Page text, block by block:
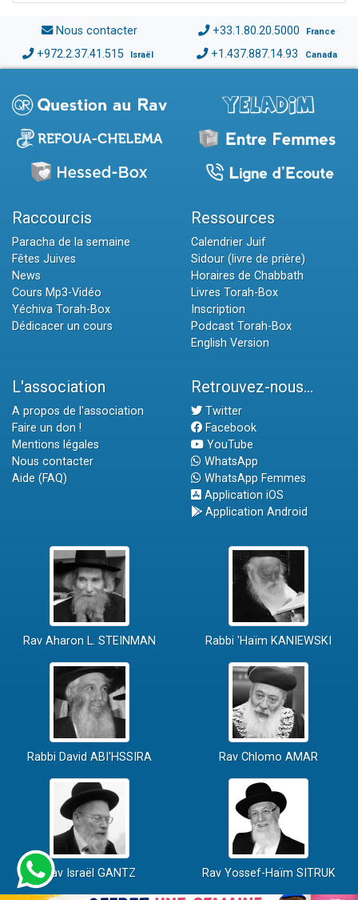
Nous contacter +33.1.80.20.5000 France
+972.2.37.41.515 Israël +1.437.887.14.93 Canada
Raccourcis
Paracha de la semaine
Fêtes Juives
News
Cours Mp3-Vidéo
Yéchiva Torah-Box
Dédicacer un cours
Ressources
Calendrier Juif
Sidour (livre de prière)
Horaires de Chabbath
Livres Torah-Box
Inscription
Podcast Torah-Box
English Version
L'association
A propos de l'association
Faire un don !
Mentions légales
Nous contacter
Aide (FAQ)
Retrouvez-nous...
Twitter
Facebook
YouTube
WhatsApp
WhatsApp Femmes
Application iOS
Application Android
Rav Aharon L. STEINMAN Rabbi 'Haïm KANIEWSKI
Rabbi David ABI'HSSIRA Rav Chlomo AMAR
Rav Israël GANTZ Rav Yossef-Haïm SITRUK